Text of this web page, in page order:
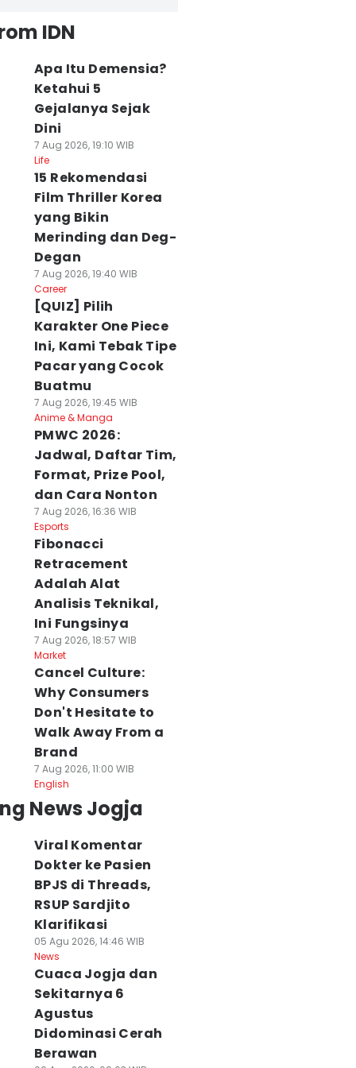
IDN
Apa Itu Demensia?
Ketahui 5
Gejalanya Sejak
Dini
7 Aug 2026, 19:10 WIB
Life
15 Rekomendasi
Film Thriller Korea
yang Bikin
Merinding dan Deg-
Degan
7 Aug 2026, 19:40 WIB
Career
[QUIZ] Pilih
Karakter One Piece
Ini, Kami Tebak Tipe
Pacar yang Cocok
Buatmu
7 Aug 2026, 19:45 WIB
Anime & Manga
PMWC 2026:
Jadwal, Daftar Tim,
Format, Prize Pool,
dan Cara Nonton
7 Aug 2026, 16:36 WIB
Esports
Fibonacci
Retracement
Adalah Alat
Analisis Teknikal,
Ini Fungsinya
7 Aug 2026, 18:57 WIB
Market
Cancel Culture:
Why Consumers
Don't Hesitate to
Walk Away From a
Brand
7 Aug 2026, 11:00 WIB
English
News Jogja
Viral Komentar
Dokter ke Pasien
BPJS di Threads,
RSUP Sardjito
Klarifikasi
05 Agu 2026, 14:46 WIB
News
Cuaca Jogja dan
Sekitarnya 6
Agustus
Didominasi Cerah
Berawan